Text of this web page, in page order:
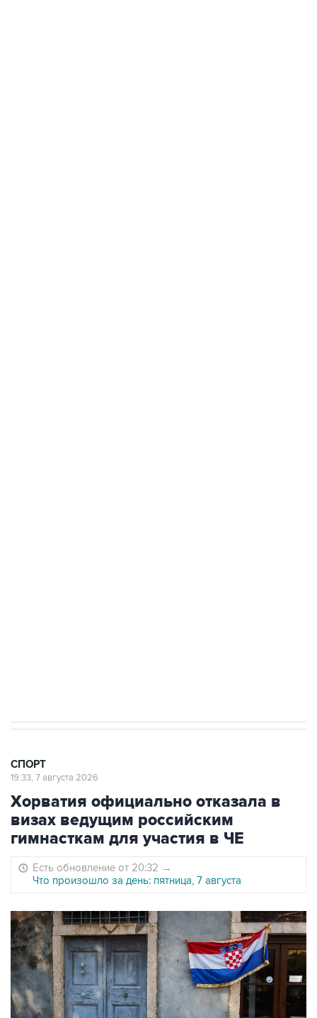
СПОРТ
19:33, 7 августа 2026
Хорватия официально отказала в
визах ведущим российским
гимнасткам для участия в ЧЕ
Есть обновление от 20:32 →
Что произошло за день: пятница, 7 августа